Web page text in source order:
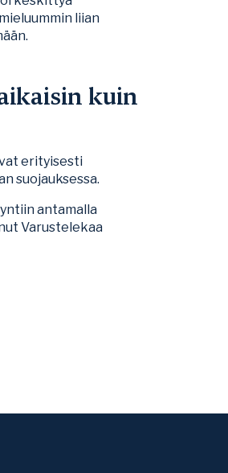
liian
kuin
erityisesti
suojauksessa.
antamalla
Varustelekaa